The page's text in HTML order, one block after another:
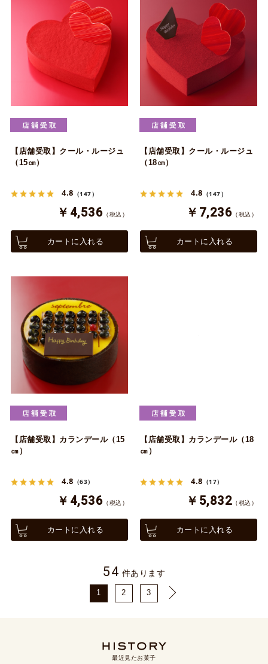
【店舗受取】クール・ルージュ
（15㎝）
4.8 （147）
￥4,536 （税込）
カートに入れる
【店舗受取】クール・ルージュ
（18㎝）
4.8 （147）
￥7,236 （税込）
カートに入れる
【店舗受取】カランデール（15
㎝）
4.8 （63）
￥4,536 （税込）
カートに入れる
【店舗受取】カランデール（18
㎝）
4.8 （17）
￥5,832 （税込）
カートに入れる
54 件あります
1 2 3
最近見たお菓子